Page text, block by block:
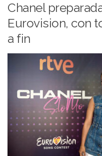
Chanel
Eurovision, con
a fin